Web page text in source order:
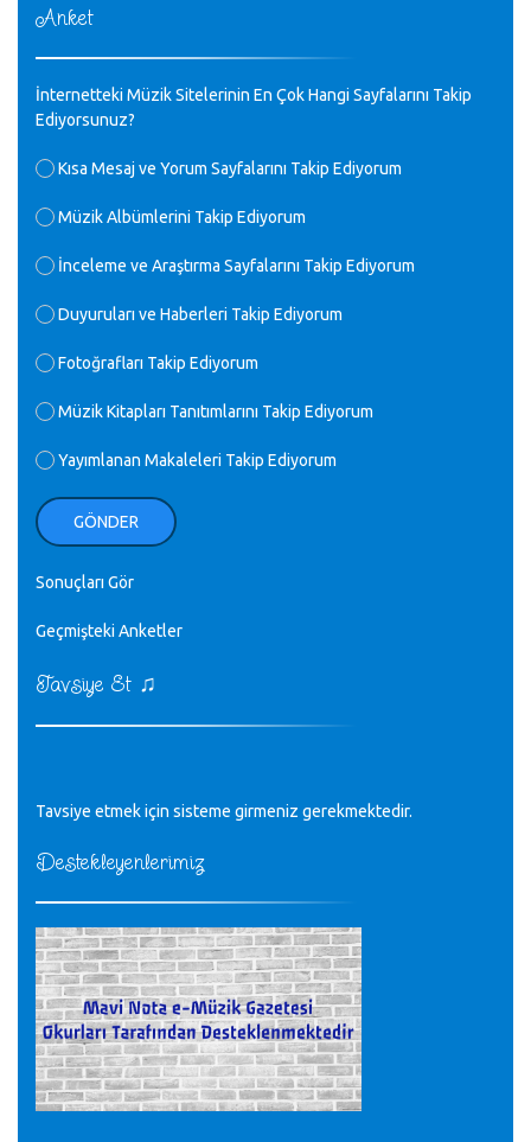
♪
30 yıl sonra karşılaşmak çok güzel Kurtuluş, teveccüh
M.Semih Baylan - 08.01.2023
♪
Değerli Müfit hocama en içten sevgi saygılarımı iletin
yaptım.1994 yılında derginin bu daldaki ödülüne layık
görülmüştüm evde yıllar sonra plaketi buldum hadi bir
de verdiği ödülü değerli hocam arşivinde fotoğraf larımız ile
herkese en derin saygılarımı sunarım.Ne olur hocamın
Kurtuluş Çelebi - 07.01.2023
♪
♪
Biliyorum Cüneyt bey, yazımda da böyle bir şey demedim
♪
sayın müfit bey bilgilerinizi kontrol edi 6440 sayılı cso
CÜNEYT BALKIZ - 15.11.2022
Anket
İnternetteki Müzik Sitelerinin En Çok Hangi Sayfalarını Takip
Ediyorsunuz?
Kısa Mesaj ve Yorum Sayfalarını Takip Ediyorum
Müzik Albümlerini Takip Ediyorum
İnceleme ve Araştırma Sayfalarını Takip Ediyorum
Duyuruları ve Haberleri Takip Ediyorum
Fotoğrafları Takip Ediyorum
Müzik Kitapları Tanıtımlarını Takip Ediyorum
Yayımlanan Makaleleri Takip Ediyorum
GÖNDER
Sonuçları Gör
Geçmişteki Anketler
Tavsiye Et ♫
Tavsiye etmek için sisteme girmeniz gerekmektedir.
Destekleyenlerimiz